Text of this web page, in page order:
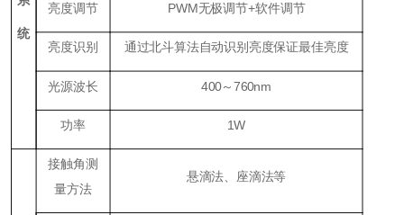
统
亮度调节 PWM无极调节+软件调节
亮度识别 通过北斗算法自动识别亮度保证最佳亮度
光源波长 400～760nm
功率 1W
接触角测
量方法
悬滴法、座滴法等